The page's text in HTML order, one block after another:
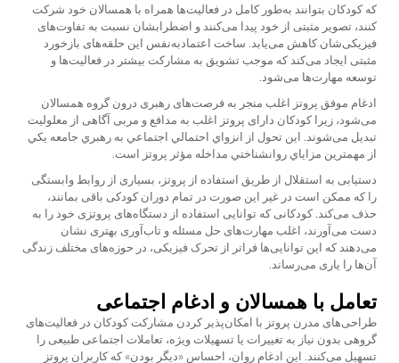
که کودکان بتوانند به‌طور کامل در فعالیت‌ها همراه با همسالان خود شرکت
کنند، تصویر مثبتی از خود پیدا می‌کنند و اضطرابشان نسبت به تفاوت‌های
فیزیکی‌شان کاهش می‌یابد. ساخت اعتمادبه‌نفس این حلقه‌های بازخورد
مثبتی ایجاد می‌کند که موجب تشویق به مشارکت بیشتر در فعالیت‌ها و
توسعه مهارت‌ها می‌شود.
ادغام موفق پروتز اغلب منجر به فرصت‌های رهبری درون گروه همسالان
می‌شود، زیرا کودکان دارای پروتز اغلب به مدافع و مربی آگاهی از معلولیت
تبدیل می‌شوند. این تحول از انزواي احتمالي اجتماعي به رهبري جامعه يكي
از مهمترين مزاياي روانشناختي مداخله مؤثر پروتز است.
دستیابی به استقلال از طریق استفاده از پروتز، بسیاری از روابط وابستگی
را که ممکن است در غیر این صورت در تمام دوران کودکی باقی بمانند،
حذف می‌کند. کودکانی که توانایی استفاده از دستگاه‌های پروتزی خود را به
دست می‌آورند، اغلب مهارت‌های حل مسئله و تاب‌آوری بهتری نشان
می‌دهند که این توانایی‌ها فراتر از تحرک فیزیکی، در حوزه‌های مختلف زندگی
آن‌ها را یاری می‌رساند.
تعامل با همسالان و ادغام اجتماعی
طراحی‌های مدرن پروتز با امکان‌پذیر کردن مشارکت کودکان در فعالیت‌های
گروهی بدون نیاز به تغییرات یا تسهیلات ویژه، تعاملات اجتماعی طبیعی را
تسهیل می‌کنند. این ادغام روان، احساس «دیگر بودن» که کاربران پروتز